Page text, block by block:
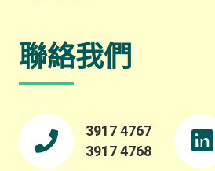
聯絡我們
3917 4767
3917 4768